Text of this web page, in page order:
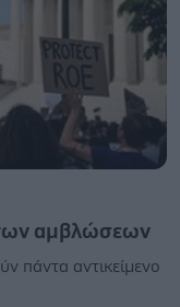
αμβλώσεων
πάντα αντικείμενο